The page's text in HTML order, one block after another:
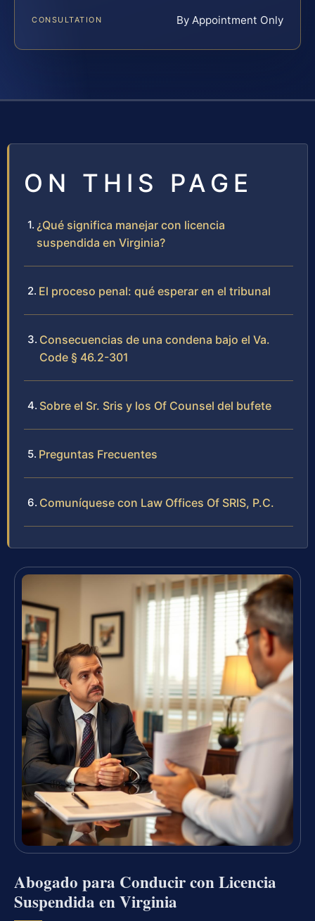
CONSULTATION By Appointment Only
ON THIS PAGE
¿Qué significa manejar con licencia
suspendida en Virginia?
El proceso penal: qué esperar en el tribunal
Consecuencias de una condena bajo el Va.
Code § 46.2-301
Sobre el Sr. Sris y los Of Counsel del bufete
Preguntas Frecuentes
Comuníquese con Law Offices Of SRIS, P.C.
Abogado para Conducir con Licencia
Suspendida en Virginia